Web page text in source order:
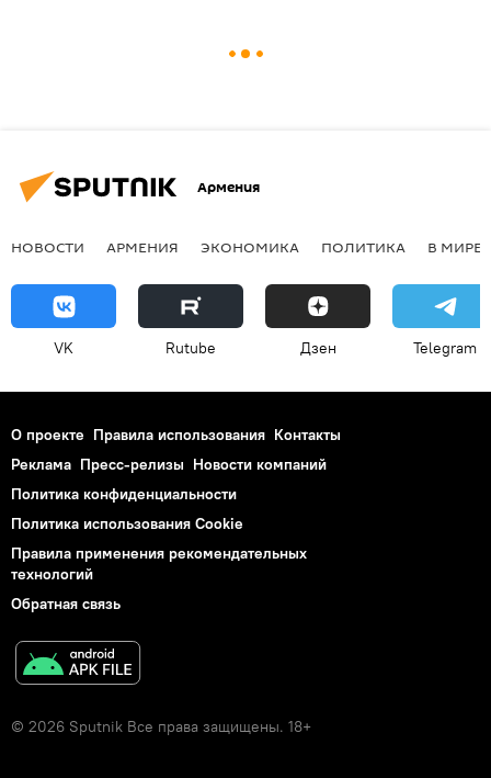
Армения
НОВОСТИ АРМЕНИЯ ЭКОНОМИКА ПОЛИТИКА В МИРЕ
VK Rutube Дзен Telegram
О проекте Правила использования Контакты
Реклама Пресс-релизы Новости компаний
Политика конфиденциальности
Политика использования Cookie
Правила применения рекомендательных
технологий
Обратная связь
© 2026 Sputnik Все права защищены. 18+